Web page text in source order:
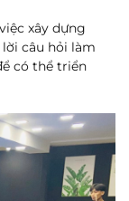
xây dựng
câu hỏi làm
có thể triển